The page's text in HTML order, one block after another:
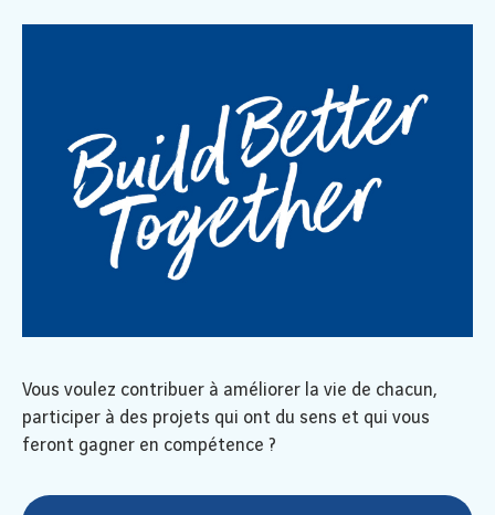
Vous voulez contribuer à améliorer la vie de chacun,
participer à des projets qui ont du sens et qui vous
feront gagner en compétence ?